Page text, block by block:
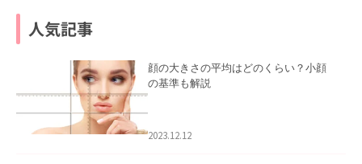
人気記事
顔の大きさの平均はどのくらい？小顔
の基準も解説
2023.12.12